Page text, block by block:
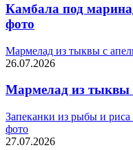
Камбала под
фото
Мармелад из тыквы с
26.07.2026
Мармелад из тыквы
Запеканки из рыбы и риса
фото
27.07.2026